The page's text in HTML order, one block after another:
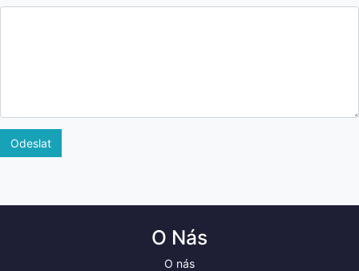
Odeslat
O Nás
O nás